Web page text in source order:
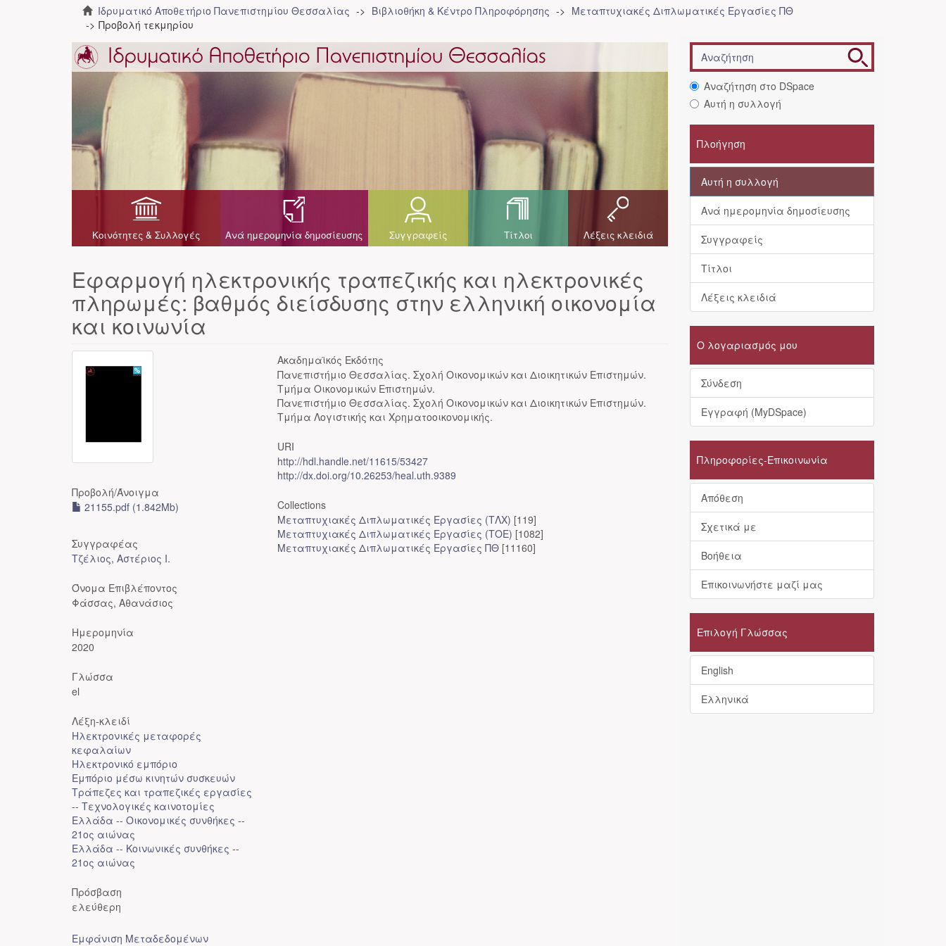
Ιδρυματικό Αποθετήριο Πανεπιστημίου Θεσσαλίας Βιβλιοθήκη & Κέντρο Πληροφόρησης
Μεταπτυχιακές Διπλωματικές Εργασίες ΠΘ
Προβολή τεκμηρίου
Κοινότητες & Συλλογές Ανά ημερομηνία δημοσίευσης Συγγραφείς Τίτλοι Λέξεις κλειδιά
Εφαρμογή ηλεκτρονικής τραπεζικής και ηλεκτρονικές
πληρωμές: βαθμός διείσδυσης στην ελληνική οικονομία
και κοινωνία
Προβολή/Άνοιγμα
21155.pdf (1.842Mb)
Συγγραφέας
Τζέλιος, Αστέριος Ι.
Όνομα Επιβλέποντος
Φάσσας, Αθανάσιος
Ημερομηνία
2020
Γλώσσα
el
Λέξη-κλειδί
Ηλεκτρονικές μεταφορές
κεφαλαίων
Ηλεκτρονικό εμπόριο
Εμπόριο μέσω κινητών συσκευών
Τράπεζες και τραπεζικές εργασίες
-- Τεχνολογικές καινοτομίες
Ελλάδα -- Οικονομικές συνθήκες --
21ος αιώνας
Ελλάδα -- Κοινωνικές συνθήκες --
21ος αιώνας
Πρόσβαση
ελεύθερη
Εμφάνιση Μεταδεδομένων
Ακαδημαϊκός Εκδότης
Πανεπιστήμιο Θεσσαλίας. Σχολή Οικονομικών και Διοικητικών Επιστημών.
Τμήμα Οικονομικών Επιστημών.
Πανεπιστήμιο Θεσσαλίας. Σχολή Οικονομικών και Διοικητικών Επιστημών.
Τμήμα Λογιστικής και Χρηματοοικονομικής.
URI
http://hdl.handle.net/11615/53427
http://dx.doi.org/10.26253/heal.uth.9389
Collections
Μεταπτυχιακές Διπλωματικές Εργασίες (ΤΛΧ) [119]
Μεταπτυχιακές Διπλωματικές Εργασίες (ΤΟΕ) [1082]
Μεταπτυχιακές Διπλωματικές Εργασίες ΠΘ [11160]
Αναζήτηση στο DSpace
Αυτή η συλλογή
Πλοήγηση
Αυτή η συλλογή
Ανά ημερομηνία δημοσίευσης
Συγγραφείς
Τίτλοι
Λέξεις κλειδιά
Ο λογαριασμός μου
Σύνδεση
Εγγραφή (MyDSpace)
Πληροφορίες-Επικοινωνία
Απόθεση
Σχετικά με
Βοήθεια
Επικοινωνήστε μαζί μας
Επιλογή Γλώσσας
English
Ελληνικά